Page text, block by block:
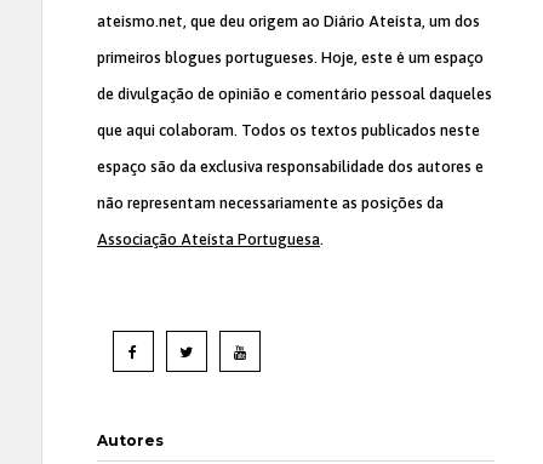
ateismo.net, que deu origem ao Diário Ateísta, um dos
primeiros blogues portugueses. Hoje, este é um espaço
de divulgação de opinião e comentário pessoal daqueles
que aqui colaboram. Todos os textos publicados neste
espaço são da exclusiva responsabilidade dos autores e
não representam necessariamente as posições da
Associação Ateísta Portuguesa.
Autores